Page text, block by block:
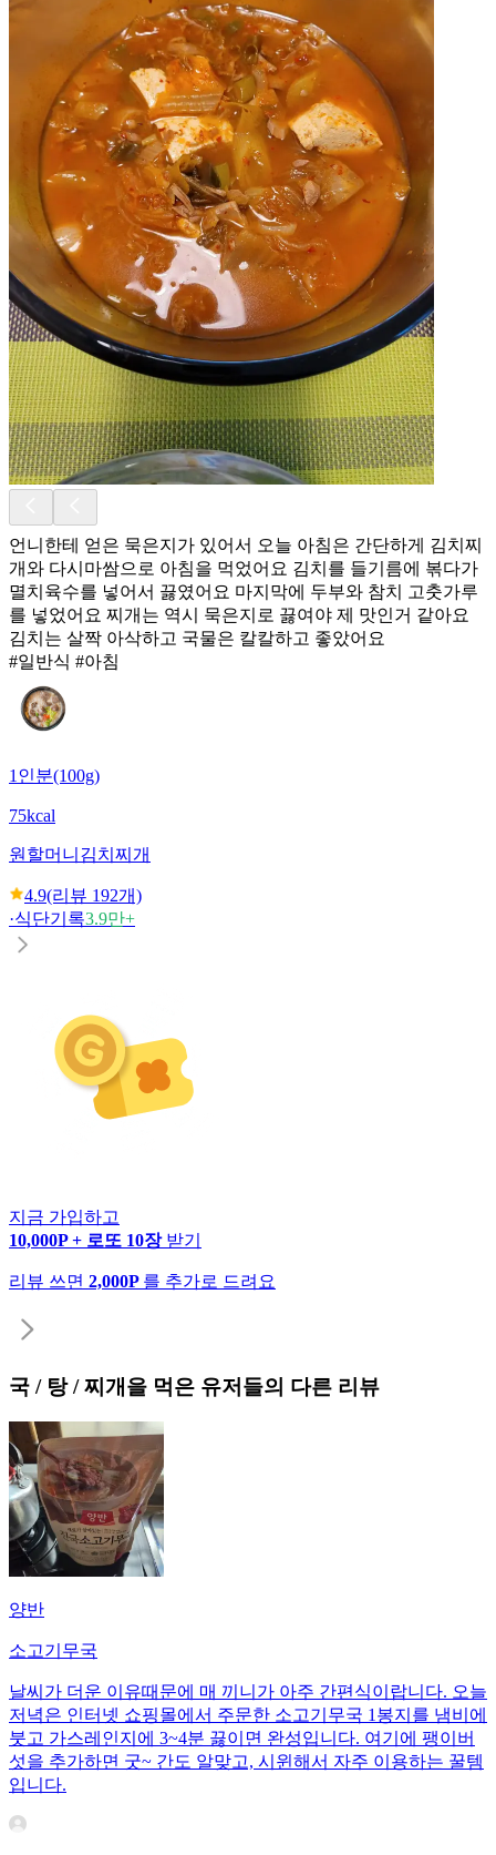
언니한테 얻은 묵은지가 있어서 오늘 아침은 간단하게 김치찌
개와 다시마쌈으로 아침을 먹었어요 김치를 들기름에 볶다가
멸치육수를 넣어서 끓였어요 마지막에 두부와 참치 고춧가루
를 넣었어요 찌개는 역시 묵은지로 끓여야 제 맛인거 같아요
김치는 살짝 아삭하고 국물은 칼칼하고 좋았어요
#일반식 #아침
1인분(100g)
75kcal
원할머니 김치찌개
4.9(리뷰 192개)
·식단기록3.9만+
지금 가입하고
10,000P + 로또 10장 받기
리뷰 쓰면 2,000P 를 추가로 드려요
국 / 탕 / 찌개 을 먹은 유저들의 다른 리뷰
양반
소고기무국
날씨가 더운 이유때문에 매 끼니가 아주 간편식이랍니다. 오늘
저녁은 인터넷 쇼핑몰에서 주문한 소고기무국 1봉지를 냄비에
붓고 가스레인지에 3~4분 끓이면 완성입니다. 여기에 팽이버
섯을 추가하면 굿~ 간도 알맞고, 시윈해서 자주 이용하는 꿀템
입니다.